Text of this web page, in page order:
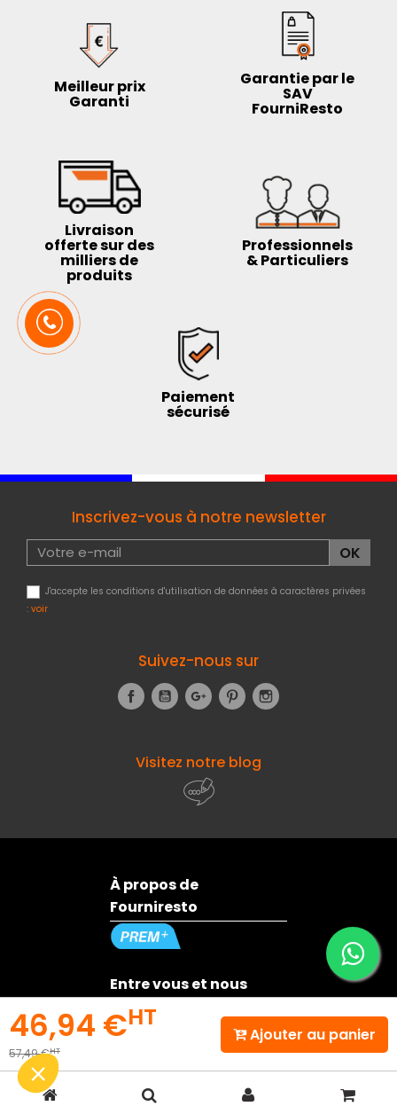
Nylon + EVA + caoutchouc
1200 g
46,94 €HT
57,49 €HT
Ajouter au panier
Meilleur prix
Garanti
Garantie par le
SAV
FourniResto
Livraison
offerte sur des
milliers de
produits
Professionnels
& Particuliers
Paiement
sécurisé
Inscrivez-vous à notre newsletter
J'accepte les conditions d'utilisation de données à caractères privées
: voir
Suivez-nous sur
FacebookYouTubeGoogle+Pinterest
Visitez notre blog
À propos de
Fourniresto
Entre vous et nous
Besoin d'aide ?
© 2026 - Fourniresto